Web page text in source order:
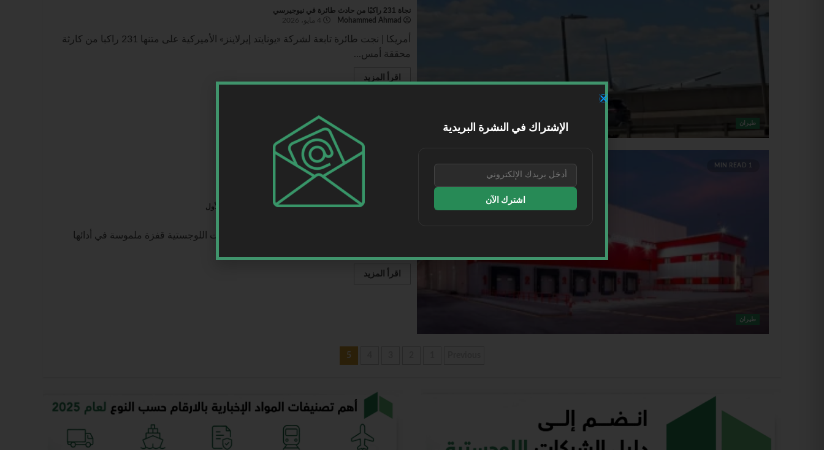
طيران
نجاة 231 راكبًا من حادث طائرة في نيوجيرسي
Mohammed Ahmad
أمريكا | نجت طائرة تابعة لشركة «يونايتد إيرلاينز» الأميركية على متنها 231 راكبا من كارثة
محققة أمس...
اقرأ المزيد
طيران
«سال» تحقق نموًا 16.1% وإيرادات 445.8 مليون ريال في الربع الأول
السعودية | حققت شركة «سال» السعودية للخدمات اللوجستية قفزة ملموسة في أدائها
اقرأ المزيد
5
الإشتراك في النشرة البريدية
اشترك الآن